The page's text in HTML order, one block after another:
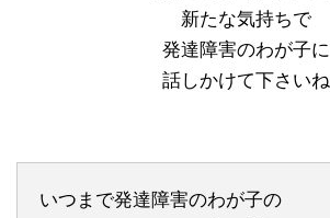
新たな気持ちで
発達障害のわが子に
話しかけて下さいね
いつまで発達障害のわが子の